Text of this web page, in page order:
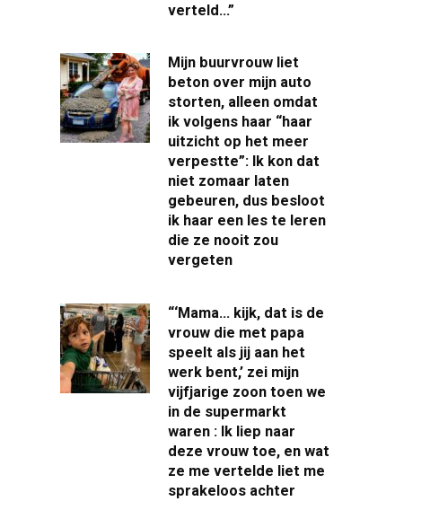
verteld…”
Mijn buurvrouw liet
beton over mijn auto
storten, alleen omdat
ik volgens haar “haar
uitzicht op het meer
verpestte”: Ik kon dat
niet zomaar laten
gebeuren, dus besloot
ik haar een les te leren
die ze nooit zou
vergeten
“‘Mama… kijk, dat is de
vrouw die met papa
speelt als jij aan het
werk bent,’ zei mijn
vijfjarige zoon toen we
in de supermarkt
waren : Ik liep naar
deze vrouw toe, en wat
ze me vertelde liet me
sprakeloos achter